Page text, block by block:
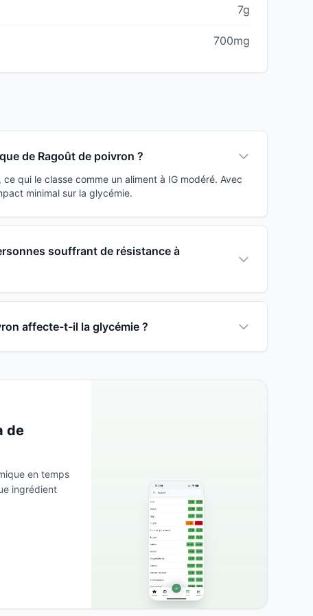
7g
700mg
de Ragoût de poivron ?
qui le classe comme un aliment à IG modéré. Avec
minimal sur la glycémie.
souffrant de résistance à
affecte-t-il la glycémie ?
de
en temps
ingrédient